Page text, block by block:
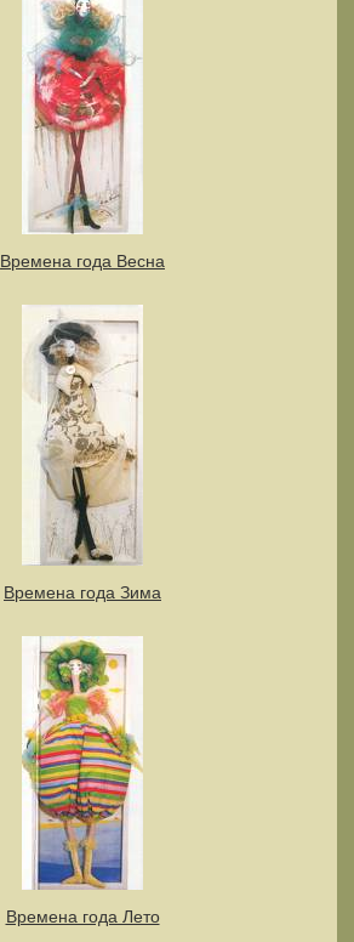
Времена года Весна
Времена года Зима
Времена года Лето